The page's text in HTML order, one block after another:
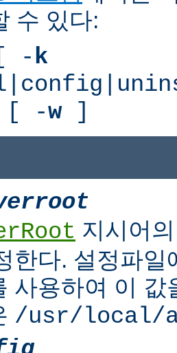
수 있다:
-k
-w]
지시어
한다. 설정파
사용하여 이 값
/usr/local/